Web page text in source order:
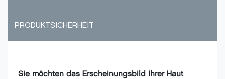
PRODUKTSICHERHEIT
Sie möchten das Erscheinungsbild Ihrer Haut